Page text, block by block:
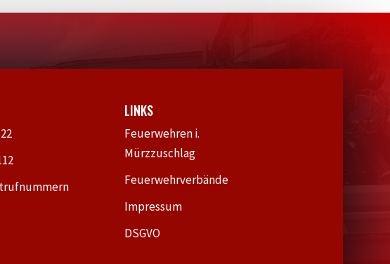
LINKS
Feuerwehren i.
Mürzzuschlag
Feuerwehrverbände
Impressum
DSGVO